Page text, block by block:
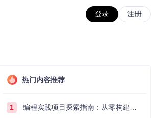
登录 注册
热门内容推荐
1 编程实践项目探索指南：从零构建技术能力体系